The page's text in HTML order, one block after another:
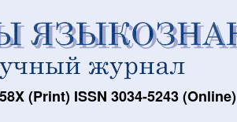
(Print) ISSN 3034-5243 (Online)